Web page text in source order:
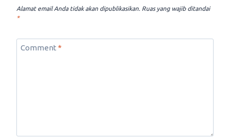
Alamat email Anda tidak akan dipublikasikan. Ruas yang wajib ditandai
*
Comment*